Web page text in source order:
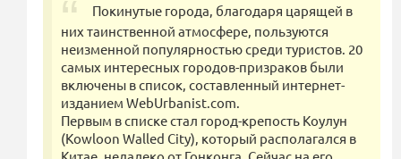
Покинутые города, благодаря царящей в
них таинственной атмосфере, пользуются
неизменной популярностью среди туристов. 20
самых интересных городов-призраков были
включены в список, составленный интернет-
изданием WebUrbanist.com.
Первым в списке стал город-крепость Коулун
(Kowloon Walled City), который располагался в